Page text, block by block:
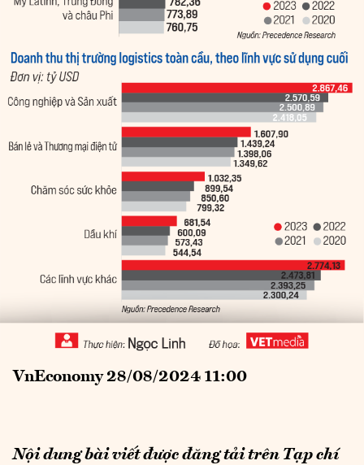
VnEconomy 28/08/2024 11:00
Nội dung bài viết được đăng tải trên Tạp chí